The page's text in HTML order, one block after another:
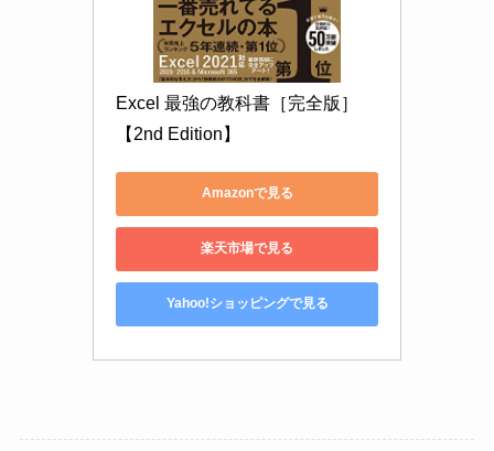
Excel 最強の教科書［完全版］
【2nd Edition】
Amazonで見る
楽天市場で見る
Yahoo!ショッピングで見る